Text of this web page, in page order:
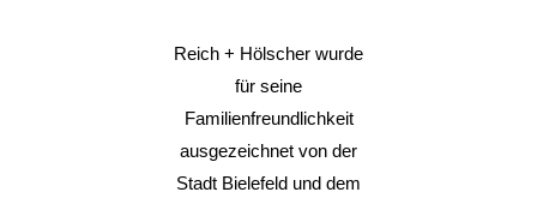
Reich + Hölscher wurde
für seine
Familienfreundlichkeit
ausgezeichnet von der
Stadt Bielefeld und dem